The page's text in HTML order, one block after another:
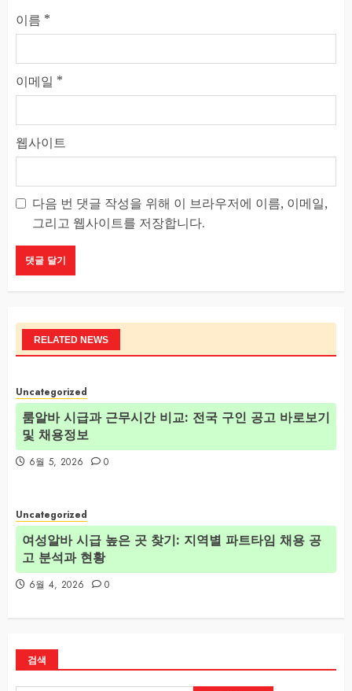
이름 *
이메일 *
웹사이트
다음 번 댓글 작성을 위해 이 브라우저에 이름, 이메일,
그리고 웹사이트를 저장합니다.
RELATED NEWS
Uncategorized
룸알바 시급과 근무시간 비교: 전국 구인 공고 바로보기
및 채용정보
6월 5, 2026 0
Uncategorized
여성알바 시급 높은 곳 찾기: 지역별 파트타임 채용 공
고 분석과 현황
6월 4, 2026 0
검색